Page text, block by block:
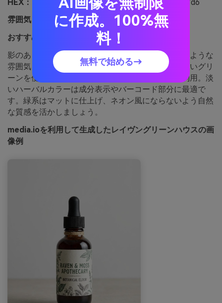
HEX：
#050806 #0f2a1f #214f3b #6d8f6a #dfe7d6
雰囲気：
ミステリアス、ボタニカル、アーシー
おすすめ用途：
調剤パッケージやラベル
影のある葉や湿ったガラスが、植物的で秘密の庭のような
雰囲気をもたらします。ほぼ黒のメイントーンに深いグリ
ーンを使い、モス色は封印やセカンドブロックに利用。淡
いハーバルカラーは成分表示やバーコード部分に最適で
す。緑系はマットに仕上げ、ネオン風にならないよう自然
な質感を活かしましょう。
media.ioを利用して生成したレイヴングリーンハウスの画
像例
に作成。100%無
料！
無料で始める→